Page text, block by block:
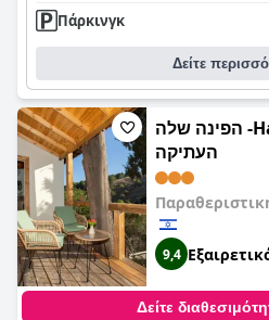
Πάρκινγκ
Δείτε
הפינה שלה -Hapina shella ראש פינה
העתיקה
9,4
Δείτε